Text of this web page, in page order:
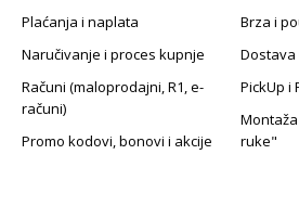
Plaćanja i naplata
Naručivanje i proces kupnje
Računi (maloprodajni, R1, e-
računi)
Promo kodovi, bonovi i akcije
Brza i
Dostava
PickUp i
ruke"